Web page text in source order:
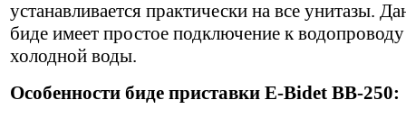
устанавливается практически на все унитазы.
биде имеет простое подключение к
холодной воды.
Особенности биде приставки E-Bidet BВ-250: